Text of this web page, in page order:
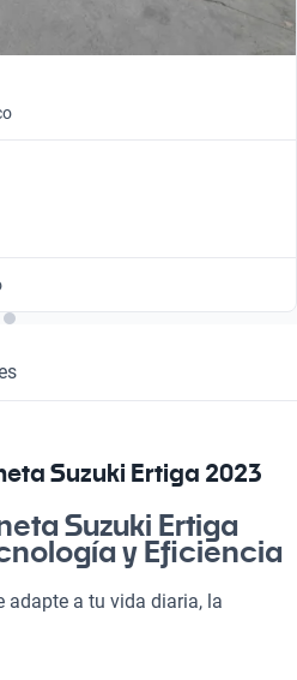
Suzuki Ertiga 2023
Suzuki Ertiga
y Eficiencia
adapte a tu vida diaria, la
es la elección perfecta. Su